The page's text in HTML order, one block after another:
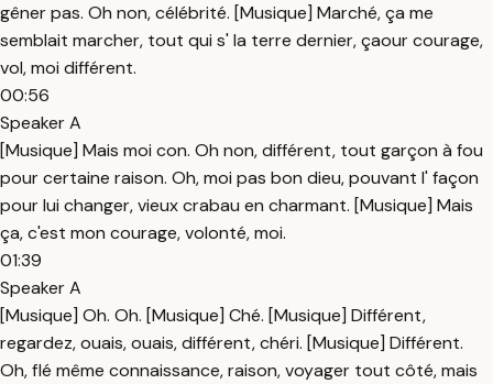
gêner pas. Oh non, célébrité. [Musique] Marché, ça me
semblait marcher, tout qui s' la terre dernier, çaour courage,
vol, moi différent.
00:56
Speaker A
[Musique] Mais moi con. Oh non, différent, tout garçon à fou
pour certaine raison. Oh, moi pas bon dieu, pouvant l' façon
pour lui changer, vieux crabau en charmant. [Musique] Mais
ça, c'est mon courage, volonté, moi.
01:39
Speaker A
[Musique] Oh. Oh. [Musique] Ché. [Musique] Différent,
regardez, ouais, ouais, différent, chéri. [Musique] Différent.
Oh, flé même connaissance, raison, voyager tout côté, mais